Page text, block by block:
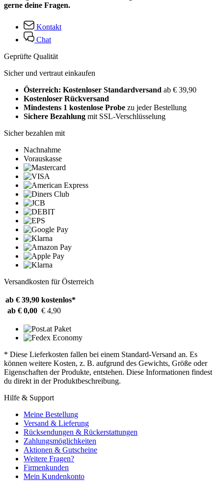
gerne deine Fragen.
Kontakt
Chat
Geprüfte Qualität
Sicher und vertraut einkaufen
Österreich: Kostenloser Standardversand ab € 39,90
Kostenloser Rückversand
Mindestens 1 kostenlose Probe zu jeder Bestellung
Sichere Bezahlung mit SSL-Verschlüsselung
Sicher bezahlen mit
Nachnahme
Vorauskasse
Versandkosten für Österreich
ab € 39,90 kostenlos*
ab € 0,00 € 4,90
* Diese Lieferkosten fallen bei einem Standard-Versand an. Es
können weitere Kosten, z. B. aufgrund des Gewichts, Größe oder
Eigenschaften der Produkte, entstehen. Diese Informationen findest
du direkt in der Produktbeschreibung.
Hilfe & Support
Meine Bestellung
Versand & Lieferung
Rücksendungen & Rückerstattungen
Zahlungsmöglichkeiten
Aktionen & Gutscheine
Weitere Fragen?
Firmenkunden
Mein Kundenkonto